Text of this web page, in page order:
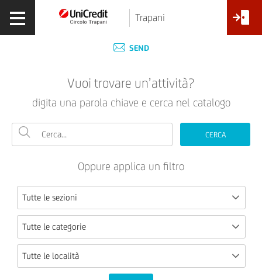
Trapani
SEND
Vuoi trovare un’attività?
digita una parola chiave e cerca nel catalogo
CERCA
Oppure applica un filtro
Tutte le sezioni
Tutte le categorie
Tutte le località